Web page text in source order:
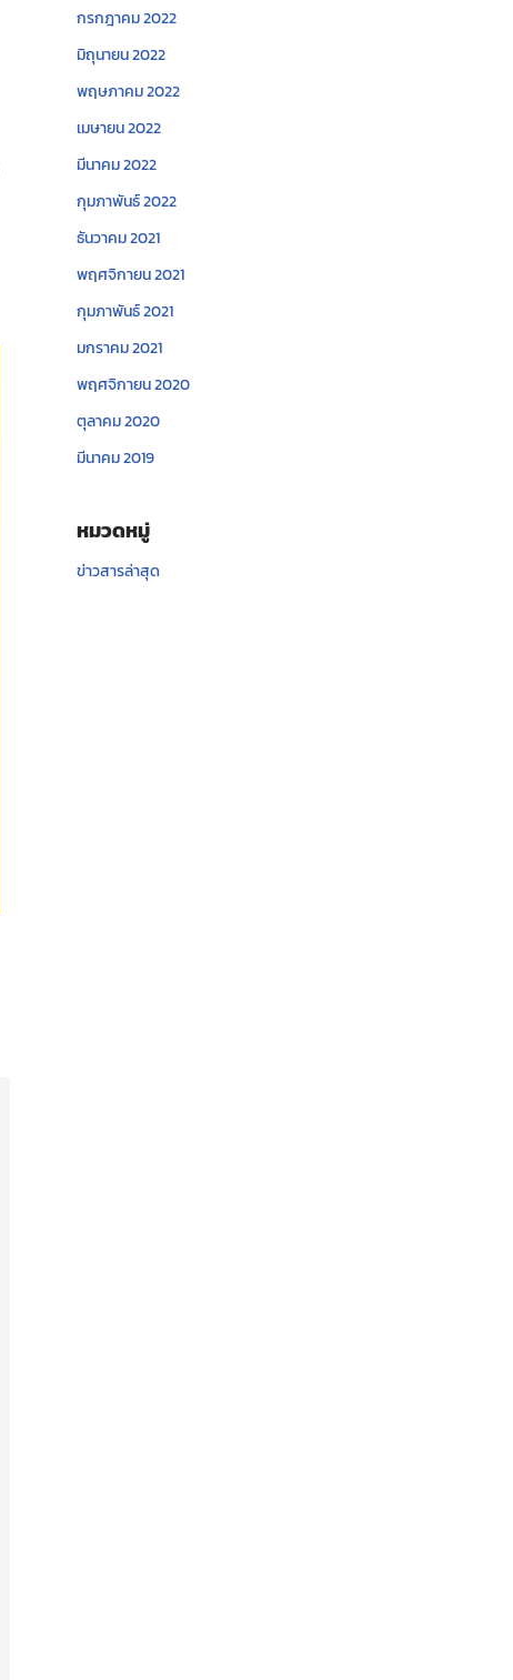
กรกฎาคม 2022
มิถุนายน 2022
พฤษภาคม 2022
เมษายน 2022
มีนาคม 2022
กุมภาพันธ์ 2022
ธันวาคม 2021
พฤศจิกายน 2021
กุมภาพันธ์ 2021
มกราคม 2021
พฤศจิกายน 2020
ตุลาคม 2020
มีนาคม 2019
หมวดหมู่
ข่าวสารล่าสุด